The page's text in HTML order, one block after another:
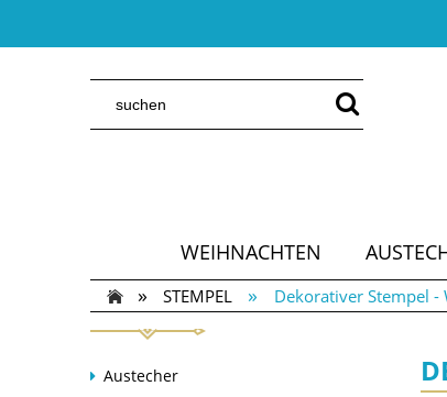
WEIHNACHTEN
» STEMPEL » Dekorativer Stempel -
Austecher